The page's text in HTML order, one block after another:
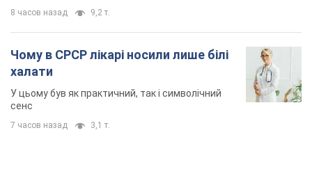
8 часов назад 9,2 т.
Чому в СРСР лікарі носили лише білі
халати
У цьому був як практичний, так і символічний
сенс
7 часов назад 3,1 т.